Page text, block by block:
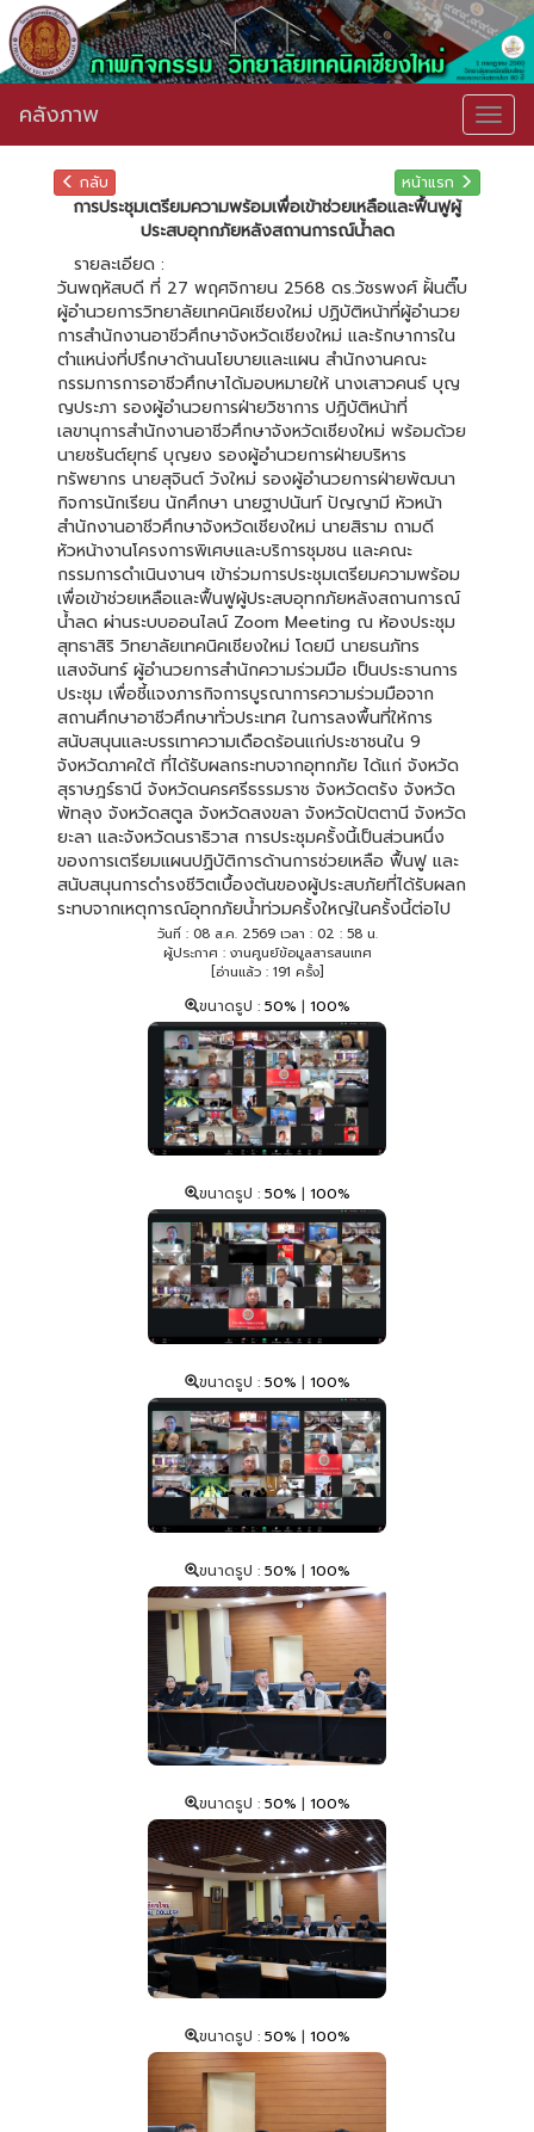
คลังภาพ
กลับ หน้าแรก
การประชุมเตรียมความพร้อมเพื่อเข้าช่วยเหลือและฟื้นฟูผู้
ประสบอุทกภัยหลังสถานการณ์น้ำลด
รายละเอียด :
วันพฤหัสบดี ที่ 27 พฤศจิกายน 2568 ดร.วัชรพงศ์ ฝั้นติ๊บ
ผู้อำนวยการวิทยาลัยเทคนิคเชียงใหม่ ปฏิบัติหน้าที่ผู้อำนวย
การสำนักงานอาชีวศึกษาจังหวัดเชียงใหม่ และรักษาการใน
ตำแหน่งที่ปรึกษาด้านนโยบายและแผน สำนักงานคณะ
กรรมการการอาชีวศึกษาได้มอบหมายให้ นางเสาวคนธ์ บุญ
ญประภา รองผู้อำนวยการฝ่ายวิชาการ ปฎิบัติหน้าที่
เลขานุการสำนักงานอาชีวศึกษาจังหวัดเชียงใหม่ พร้อมด้วย
นายชรันต์ยุทธ์ บุญยง รองผู้อำนวยการฝ่ายบริหาร
ทรัพยากร นายสุจินต์ วังใหม่ รองผู้อำนวยการฝ่ายพัฒนา
กิจการนักเรียน นักศึกษา นายฐาปนันท์ ปัญญามี หัวหน้า
สำนักงานอาชีวศึกษาจังหวัดเชียงใหม่ นายสิราม ถามดี
หัวหน้างานโครงการพิเศษและบริการชุมชน และคณะ
กรรมการดำเนินงานฯ เข้าร่วมการประชุมเตรียมความพร้อม
เพื่อเข้าช่วยเหลือและฟื้นฟูผู้ประสบอุทกภัยหลังสถานการณ์
น้ำลด ผ่านระบบออนไลน์ Zoom Meeting ณ ห้องประชุม
สุทธาสิริ วิทยาลัยเทคนิคเชียงใหม่ โดยมี นายธนภัทร
แสงจันทร์ ผู้อำนวยการสำนักความร่วมมือ เป็นประธานการ
ประชุม เพื่อชี้แจงภารกิจการบูรณาการความร่วมมือจาก
สถานศึกษาอาชีวศึกษาทั่วประเทศ ในการลงพื้นที่ให้การ
สนับสนุนและบรรเทาความเดือดร้อนแก่ประชาชนใน 9
จังหวัดภาคใต้ ที่ได้รับผลกระทบจากอุทกภัย ได้แก่ จังหวัด
สุราษฎร์ธานี จังหวัดนครศรีธรรมราช จังหวัดตรัง จังหวัด
พัทลุง จังหวัดสตูล จังหวัดสงขลา จังหวัดปัตตานี จังหวัด
ยะลา และจังหวัดนราธิวาส การประชุมครั้งนี้เป็นส่วนหนึ่ง
ของการเตรียมแผนปฏิบัติการด้านการช่วยเหลือ ฟื้นฟู และ
สนับสนุนการดำรงชีวิตเบื้องต้นของผู้ประสบภัยที่ได้รับผลก
ระทบจากเหตุการณ์อุทกภัยน้ําท่วมครั้งใหญ่ในครั้งนี้ต่อไป
วันที่ : 08 ส.ค. 2569 เวลา : 02 : 58 น.
ผู้ประกาศ : งานศูนย์ข้อมูลสารสนเทศ
[อ่านแล้ว : 191 ครั้ง]
ขนาดรูป : 50% | 100%
ขนาดรูป : 50% | 100%
ขนาดรูป : 50% | 100%
ขนาดรูป : 50% | 100%
ขนาดรูป : 50% | 100%
ขนาดรูป : 50% | 100%